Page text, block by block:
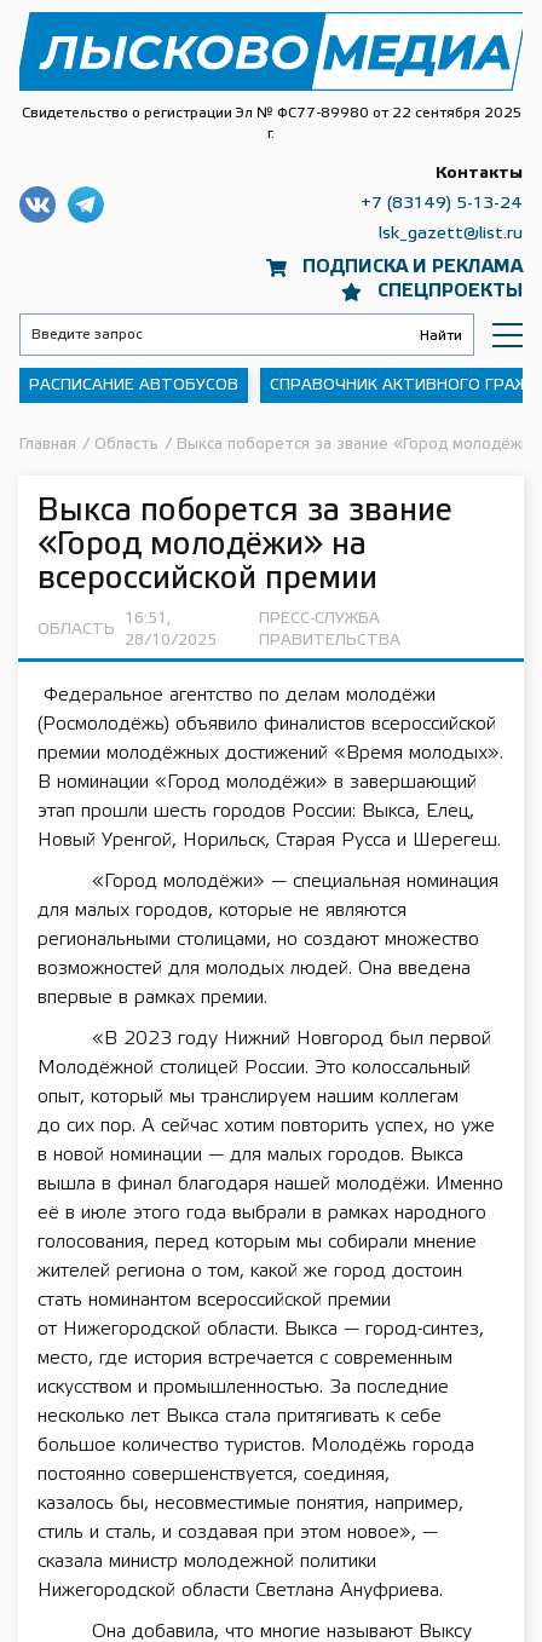
Свидетельство о регистрации Эл № ФС77-89980 от 22 сентября 2025
г.
ПОДПИСКА И РЕКЛАМА
СПЕЦПРОЕКТЫ
Контакты
+7 (83149) 5-13-24
lsk_gazett@list.ru
РАСПИСАНИЕ АВТОБУСОВ СПРАВОЧНИК АКТИВНОГО
Главная / Область / Выкса поборется за звание «Город молодёжи»
Выкса поборется за звание
«Город молодёжи» на
всероссийской премии
ОБЛАСТЬ
16:51,
28/10/2025
ПРЕСС-СЛУЖБА
ПРАВИТЕЛЬСТВА
Федеральное агентство по делам молодёжи
(Росмолодёжь) объявило финалистов всероссийской
премии молодёжных достижений «Время молодых».
В номинации «Город молодёжи» в завершающий
этап прошли шесть городов России: Выкса, Елец,
Новый Уренгой, Норильск, Старая Русса и Шерегеш.
«Город молодёжи» — специальная номинация
для малых городов, которые не являются
региональными столицами, но создают множество
возможностей для молодых людей. Она введена
впервые в рамках премии.
«В 2023 году Нижний Новгород был первой
Молодёжной столицей России. Это колоссальный
опыт, который мы транслируем нашим коллегам
до сих пор. А сейчас хотим повторить успех, но уже
в новой номинации — для малых городов. Выкса
вышла в финал благодаря нашей молодёжи. Именно
её в июле этого года выбрали в рамках народного
голосования, перед которым мы собирали мнение
жителей региона о том, какой же город достоин
стать номинантом всероссийской премии
от Нижегородской области. Выкса — город-синтез,
место, где история встречается с современным
искусством и промышленностью. За последние
несколько лет Выкса стала притягивать к себе
большое количество туристов. Молодёжь города
постоянно совершенствуется, соединяя,
казалось бы, несовместимые понятия, например,
стиль и сталь, и создавая при этом новое», —
сказала министр молодежной политики
Нижегородской области Светлана Ануфриева.
Она добавила, что многие называют Выксу